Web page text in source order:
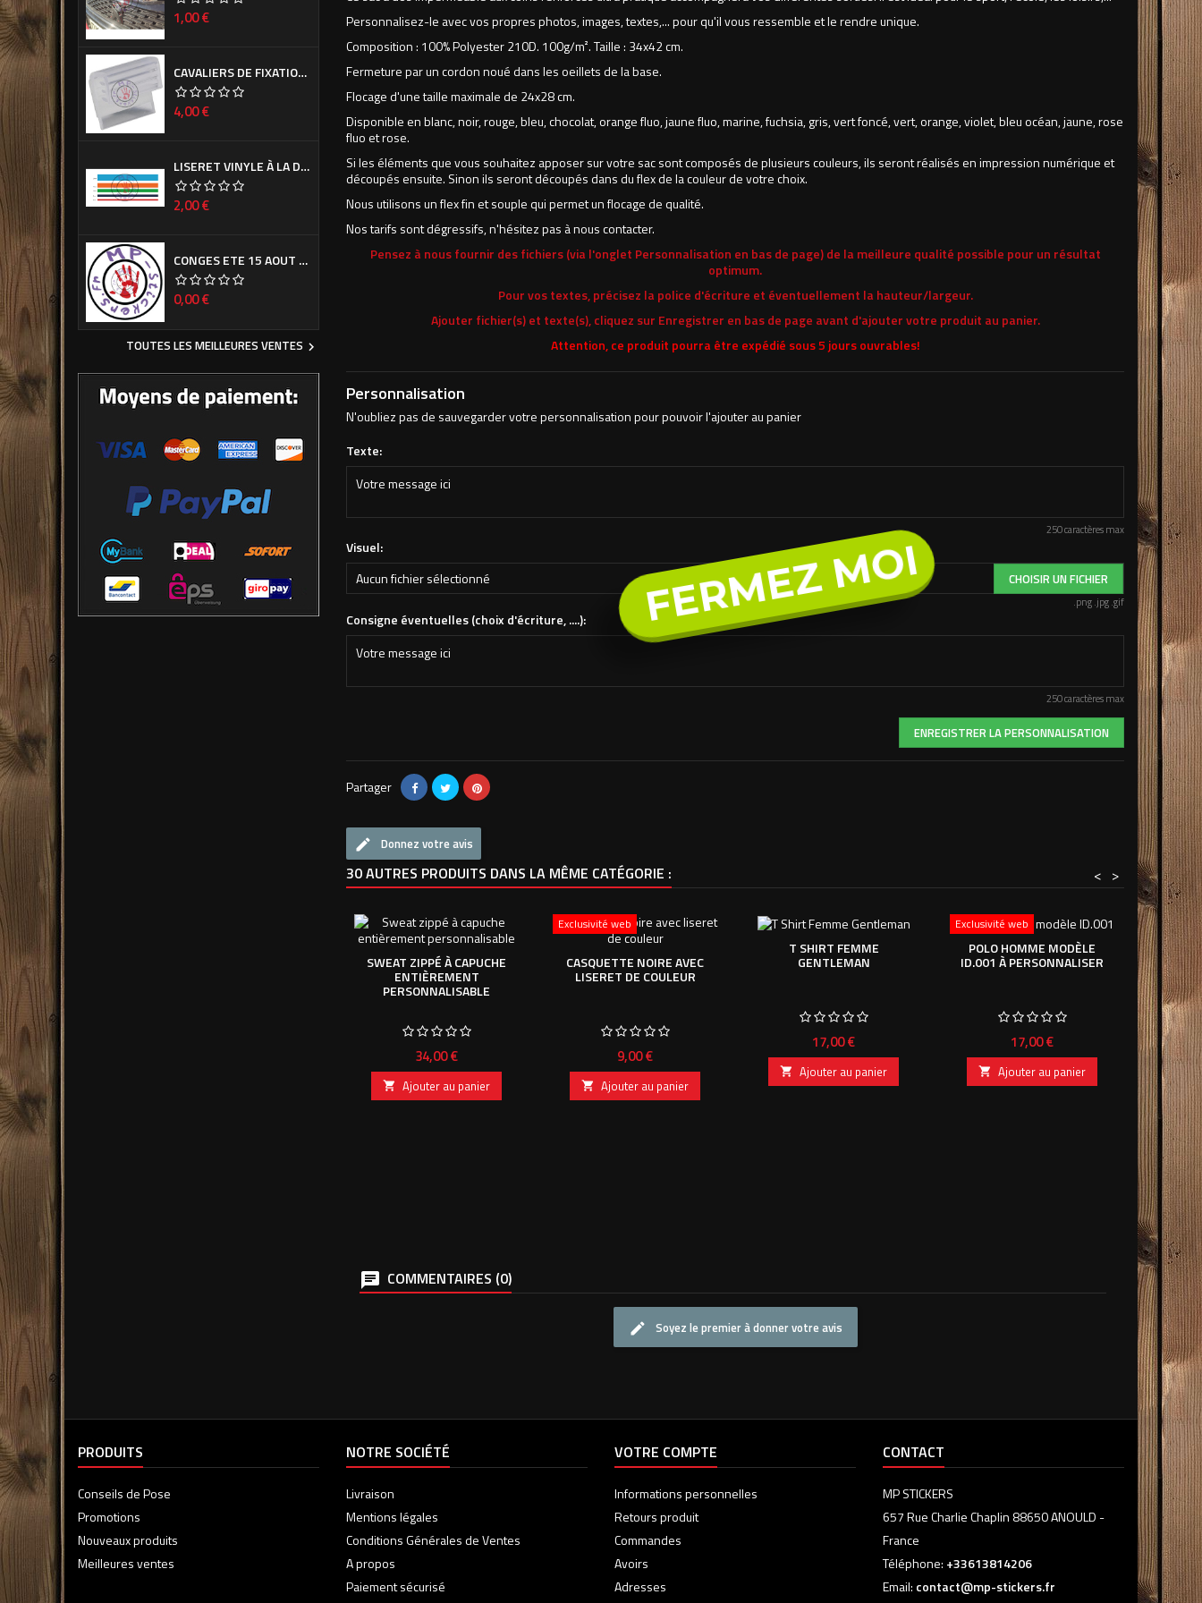
Prix
1,00 €
CAVALIERS DE FIXATION DE CACHE PLAQUE D'IMMATRICULATION (LA PAIRE)
Prix
4,00 €
LISERET VINYLE À LA DEMANDE
Prix
2,00 €
CONGES ETE 15 AOUT - 7 SEPTEMBRE
Prix
0,00 €
TOUTES LES MEILLEURES VENTES 
Personnalisez-le avec vos propres photos, images, textes,... pour qu'il vous ressemble et le rendre unique.
Composition : 100% Polyester 210D. 100g/m². Taille : 34x42 cm.
Fermeture par un cordon noué dans les oeillets de la base.
Flocage d'une taille maximale de 24x28 cm.
Disponible en blanc, noir, rouge, bleu, chocolat, orange fluo, jaune fluo, marine, fuchsia, gris, vert foncé, vert, orange, violet, bleu océan, jaune, rose
fluo et rose.
Si les éléments que vous souhaitez apposer sur votre sac sont composés de plusieurs couleurs, ils seront réalisés en impression numérique et
découpés ensuite. Sinon ils seront découpés dans du flex de la couleur de votre choix.
Nous utilisons un flex fin et souple qui permet un flocage de qualité.
Nos tarifs sont dégressifs, n'hésitez pas à nous contacter.
Pensez à nous fournir des fichiers (via l'onglet Personnalisation en bas de page) de la meilleure qualité possible pour un résultat
optimum.
Pour vos textes, précisez la police d'écriture et éventuellement la hauteur/largeur.
Ajouter fichier(s) et texte(s), cliquez sur Enregistrer en bas de page avant d'ajouter votre produit au panier.
Attention, ce produit pourra être expédié sous 5 jours ouvrables!
Personnalisation
N'oubliez pas de sauvegarder votre personnalisation pour pouvoir l'ajouter au panier
Texte:
250 caractères max
Visuel:
Aucun fichier sélectionné
CHOISIR UN FICHIER
.png .jpg .gif
Consigne éventuelles (choix d'écriture, ....):
250 caractères max
ENREGISTRER LA PERSONNALISATION
Partager
Donnez votre avis
30 AUTRES PRODUITS DANS LA MÊME CATÉGORIE : >
<
SWEAT ZIPPÉ À CAPUCHE
ENTIÈREMENT
PERSONNALISABLE
Prix
34,00 €
 Ajouter au panier
Exclusivité web
CASQUETTE NOIRE AVEC
LISERET DE COULEUR
Prix
9,00 €
 Ajouter au panier
T SHIRT FEMME
GENTLEMAN
Prix
17,00 €
 Ajouter au panier
Exclusivité web
POLO HOMME MODÈLE
ID.001 À PERSONNALISER
Prix
17,00 €
 Ajouter au panier

COMMENTAIRES (0)
Soyez le premier à donner votre avis
PRODUITS
Conseils de Pose
Promotions
Nouveaux produits
Meilleures ventes
NOTRE SOCIÉTÉ
Livraison
Mentions légales
Conditions Générales de Ventes
A propos
Paiement sécurisé
VOTRE COMPTE
Informations personnelles
Retours produit
Commandes
Avoirs
Adresses
CONTACT
MP STICKERS
657 Rue Charlie Chaplin 88650 ANOULD -
France
Téléphone: +33613814206
Email: contact@mp-stickers.fr
FERMEZ MOI